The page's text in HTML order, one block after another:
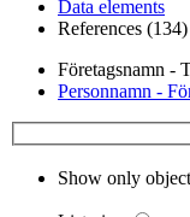
Data elements
References (134)
Företagsnamn -
Personnamn -
Show only